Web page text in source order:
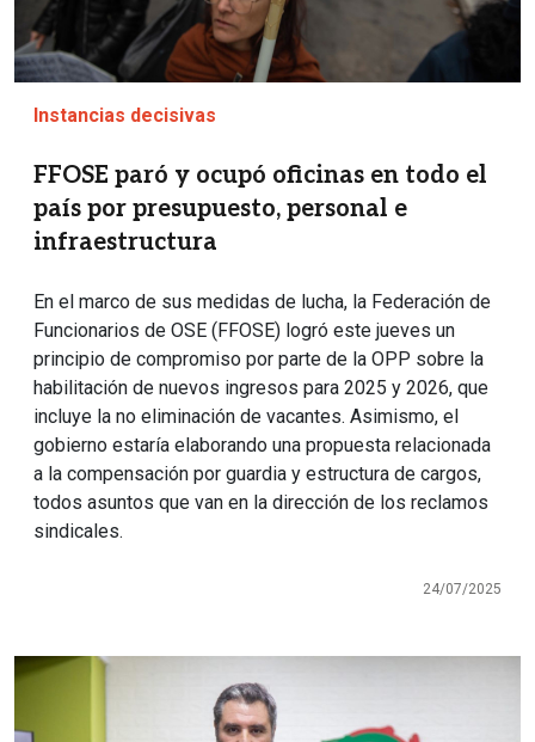
Instancias decisivas
FFOSE paró y ocupó oficinas en todo el
país por presupuesto, personal e
infraestructura
En el marco de sus medidas de lucha, la Federación de
Funcionarios de OSE (FFOSE) logró este jueves un
principio de compromiso por parte de la OPP sobre la
habilitación de nuevos ingresos para 2025 y 2026, que
incluye la no eliminación de vacantes. Asimismo, el
gobierno estaría elaborando una propuesta relacionada
a la compensación por guardia y estructura de cargos,
todos asuntos que van en la dirección de los reclamos
sindicales.
24/07/2025
Imagen